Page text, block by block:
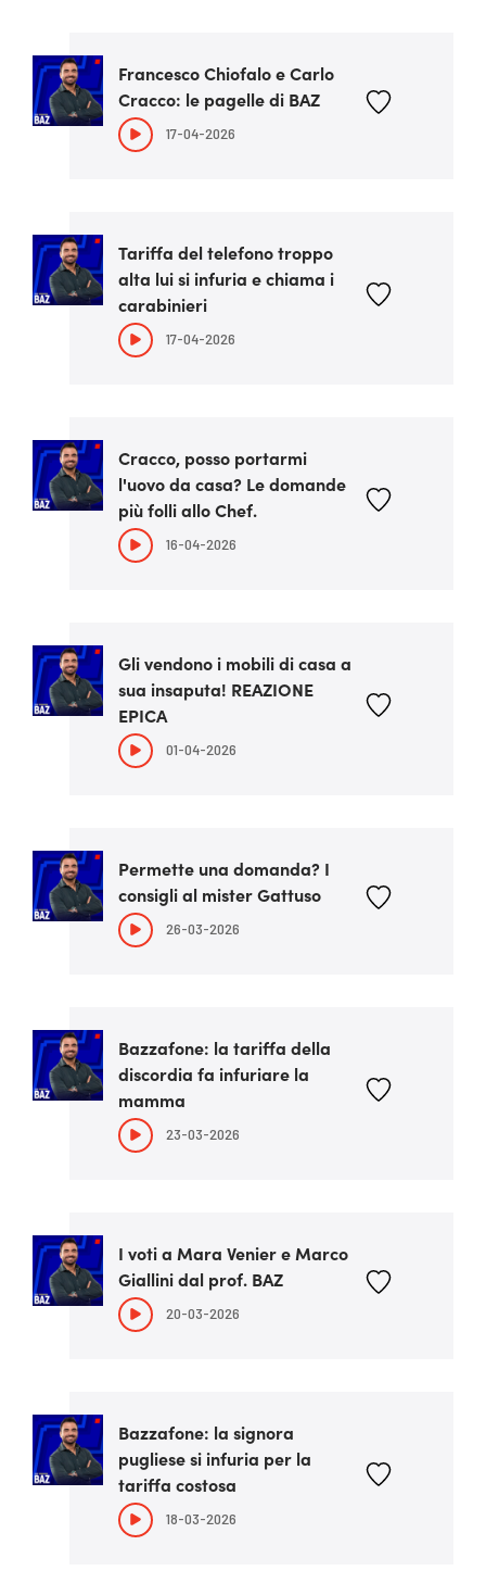
Francesco Chiofalo e Carlo
Cracco: le pagelle di BAZ
17-04-2026
Tariffa del telefono troppo
alta lui si infuria e chiama i
carabinieri
17-04-2026
Cracco, posso portarmi
l'uovo da casa? Le domande
più folli allo Chef.
16-04-2026
Gli vendono i mobili di casa a
sua insaputa! REAZIONE
EPICA
01-04-2026
Permette una domanda? I
consigli al mister Gattuso
26-03-2026
Bazzafone: la tariffa della
discordia fa infuriare la
mamma
23-03-2026
I voti a Mara Venier e Marco
Giallini dal prof. BAZ
20-03-2026
Bazzafone: la signora
pugliese si infuria per la
tariffa costosa
18-03-2026